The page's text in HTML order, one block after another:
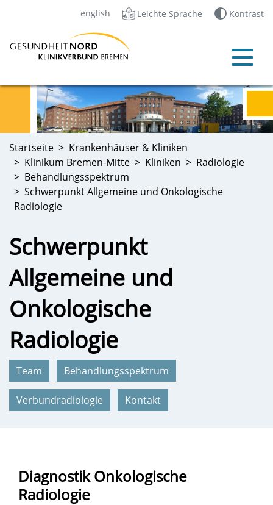
english Leichte Sprache Kontrast
Startseite
Krankenhäuser & Kliniken
Klinikum Bremen-Mitte
Kliniken
Radiologie
Behandlungsspektrum
Schwerpunkt Allgemeine und Onkologische
Radiologie
Schwerpunkt
Allgemeine und
Onkologische
Radiologie
Team Behandlungsspektrum
Verbundradiologie Kontakt
Diagnostik Onkologische
Radiologie